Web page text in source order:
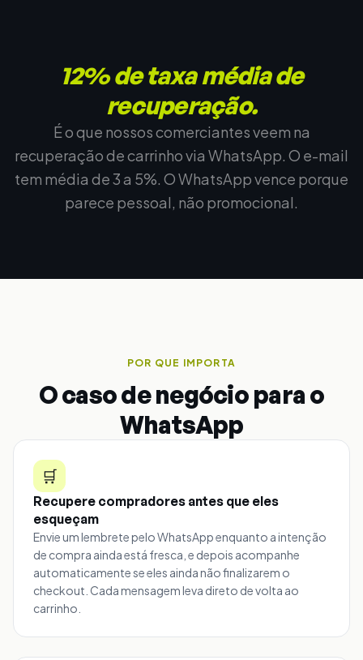
12% de taxa média de
recuperação.
É o que nossos comerciantes veem na
recuperação de carrinho via WhatsApp. O e-mail
tem média de 3 a 5%. O WhatsApp vence porque
parece pessoal, não promocional.
POR QUE IMPORTA
O caso de negócio para o
WhatsApp
🛒
Recupere compradores antes que eles
esqueçam
Envie um lembrete pelo WhatsApp enquanto a intenção
de compra ainda está fresca, e depois acompanhe
automaticamente se eles ainda não finalizarem o
checkout. Cada mensagem leva direto de volta ao
carrinho.